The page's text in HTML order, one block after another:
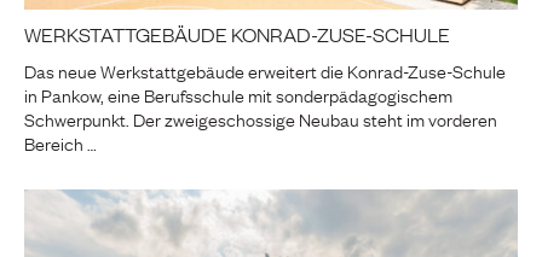
WERKSTATTGEBÄUDE KONRAD-ZUSE-SCHULE
Das neue Werkstattgebäude erweitert die Konrad-Zuse-Schule
in Pankow, eine Berufsschule mit sonderpädagogischem
Schwerpunkt. Der zweigeschossige Neubau steht im vorderen
Bereich …